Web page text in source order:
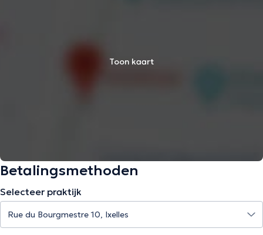
Toon kaart
Betalingsmethoden
Selecteer praktijk